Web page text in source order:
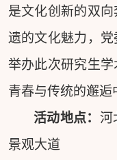
是文化创新的双
遗的文化魅力，
举办此次研究生
青春与传统的邂逅
活动地点： 河
景观大道